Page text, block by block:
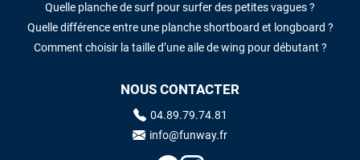
Quelle planche de surf pour surfer des petites vagues ?
Quelle différence entre une planche shortboard et longboard ?
Comment choisir la taille d’une aile de wing pour débutant ?
NOUS CONTACTER
04.89.79.74.81
info@funway.fr